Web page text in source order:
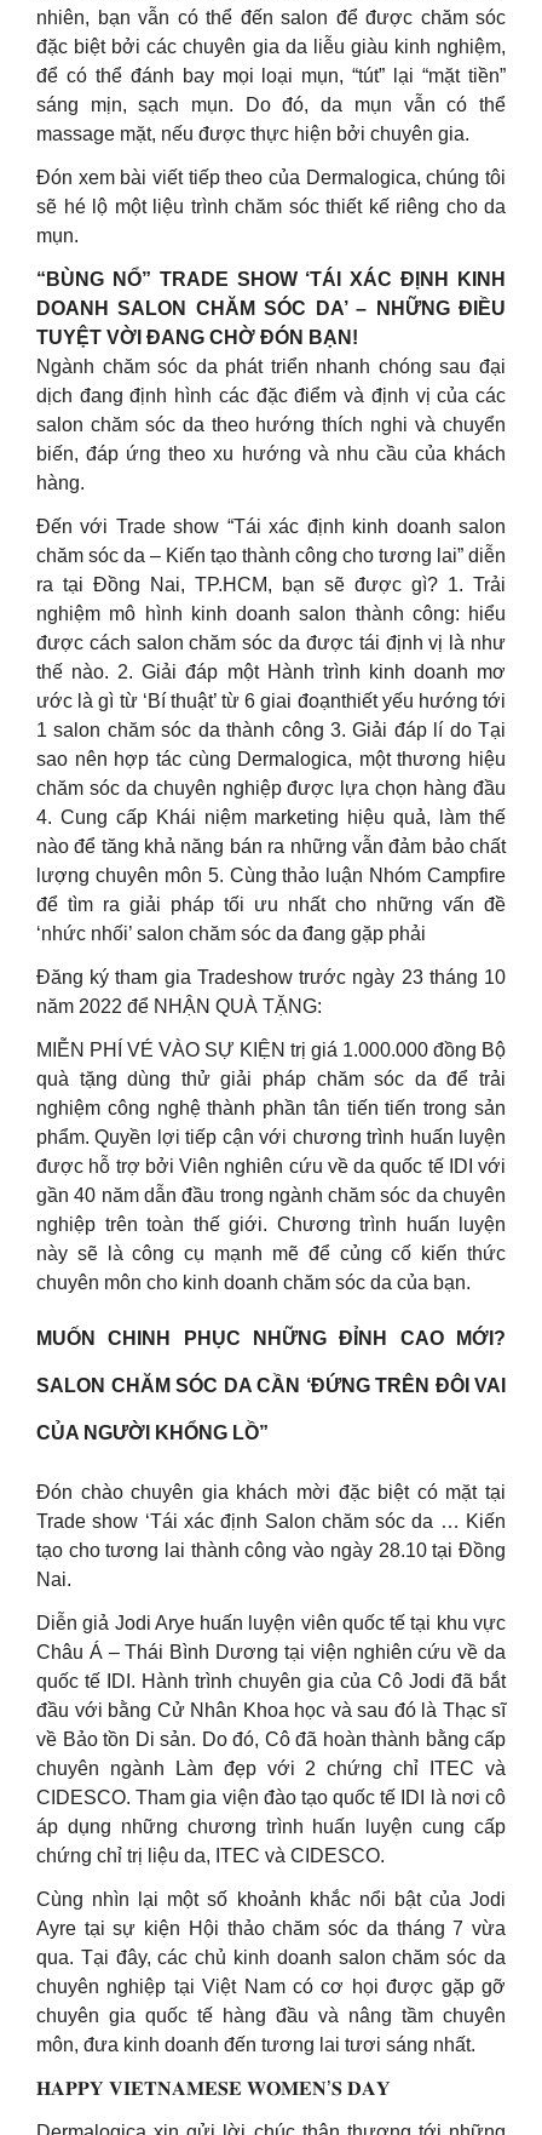
nhiên, bạn vẫn có thể đến salon để được chăm sóc
đặc biệt bởi các chuyên gia da liễu giàu kinh nghiệm,
để có thể đánh bay mọi loại mụn, “tút” lại “mặt tiền”
sáng mịn, sạch mụn. Do đó, da mụn vẫn có thể
massage mặt, nếu được thực hiện bởi chuyên gia.
Đón xem bài viết tiếp theo của Dermalogica, chúng tôi
sẽ hé lộ một liệu trình chăm sóc thiết kế riêng cho da
mụn.
“BÙNG NỔ” TRADE SHOW ‘TÁI XÁC ĐỊNH KINH
DOANH SALON CHĂM SÓC DA’ – NHỮNG ĐIỀU
TUYỆT VỜI ĐANG CHỜ ĐÓN BẠN!
Ngành chăm sóc da phát triển nhanh chóng sau đại
dịch đang định hình các đặc điểm và định vị của các
salon chăm sóc da theo hướng thích nghi và chuyển
biến, đáp ứng theo xu hướng và nhu cầu của khách
hàng.
Đến với Trade show “Tái xác định kinh doanh salon
chăm sóc da – Kiến tạo thành công cho tương lai” diễn
ra tại Đồng Nai, TP.HCM, bạn sẽ được gì? 1. Trải
nghiệm mô hình kinh doanh salon thành công: hiểu
được cách salon chăm sóc da được tái định vị là như
thế nào. 2. Giải đáp một Hành trình kinh doanh mơ
ước là gì từ ‘Bí thuật’ từ 6 giai đoạnthiết yếu hướng tới
1 salon chăm sóc da thành công 3. Giải đáp lí do Tại
sao nên hợp tác cùng Dermalogica, một thương hiệu
chăm sóc da chuyên nghiệp được lựa chọn hàng đầu
4. Cung cấp Khái niệm marketing hiệu quả, làm thế
nào để tăng khả năng bán ra những vẫn đảm bảo chất
lượng chuyên môn 5. Cùng thảo luận Nhóm Campfire
để tìm ra giải pháp tối ưu nhất cho những vấn đề
‘nhức nhối’ salon chăm sóc da đang gặp phải
Đăng ký tham gia Tradeshow trước ngày 23 tháng 10
năm 2022 để NHẬN QUÀ TẶNG:
MIỄN PHÍ VÉ VÀO SỰ KIỆN trị giá 1.000.000 đồng Bộ
quà tặng dùng thử giải pháp chăm sóc da để trải
nghiệm công nghệ thành phần tân tiến tiến trong sản
phẩm. Quyền lợi tiếp cận với chương trình huấn luyện
được hỗ trợ bởi Viên nghiên cứu về da quốc tế IDI với
gần 40 năm dẫn đầu trong ngành chăm sóc da chuyên
nghiệp trên toàn thế giới. Chương trình huấn luyện
này sẽ là công cụ mạnh mẽ để củng cố kiến ​​thức
chuyên môn cho kinh doanh chăm sóc da của bạn.
MUỐN CHINH PHỤC NHỮNG ĐỈNH CAO MỚI?
SALON CHĂM SÓC DA CẦN ‘ĐỨNG TRÊN ĐÔI VAI
CỦA NGƯỜI KHỔNG LỒ”
Đón chào chuyên gia khách mời đặc biệt có mặt tại
Trade show ‘Tái xác định Salon chăm sóc da … Kiến
tạo cho tương lai thành công vào ngày 28.10 tại Đồng
Nai.
Diễn giả Jodi Arye huấn luyện viên quốc tế tại khu vực
Châu Á – Thái Bình Dương tại viện nghiên cứu về da
quốc tế IDI. Hành trình chuyên gia của Cô Jodi đã bắt
đầu với bằng Cử Nhân Khoa học và sau đó là Thạc sĩ
về Bảo tồn Di sản. Do đó, Cô đã hoàn thành bằng cấp
chuyên ngành Làm đẹp với 2 chứng chỉ ITEC và
CIDESCO. Tham gia viện đào tạo quốc tế IDI là nơi cô
áp dụng những chương trình huấn luyện cung cấp
chứng chỉ trị liệu da, ITEC và CIDESCO.
Cùng nhìn lại một số khoảnh khắc nổi bật của Jodi
Ayre tại sự kiện Hội thảo chăm sóc da tháng 7 vừa
qua. Tại đây, các chủ kinh doanh salon chăm sóc da
chuyên nghiệp tại Việt Nam có cơ họi được gặp gỡ
chuyên gia quốc tế hàng đầu và nâng tầm chuyên
môn, đưa kinh doanh đến tương lai tươi sáng nhất.
𝐇𝐀𝐏𝐏𝐘 𝐕𝐈𝐄𝐓𝐍𝐀𝐌𝐄𝐒𝐄 𝐖𝐎𝐌𝐄𝐍’𝐒 𝐃𝐀𝐘